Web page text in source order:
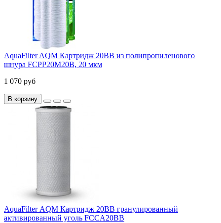
AquaFilter AQM Картридж 20ВВ из полипропиленового
шнура FCPP20M20B, 20 мкм
1 070 руб
В корзину
AquaFilter АQM Картридж 20ВВ гранулированный
активированный уголь FCCA20ВВ